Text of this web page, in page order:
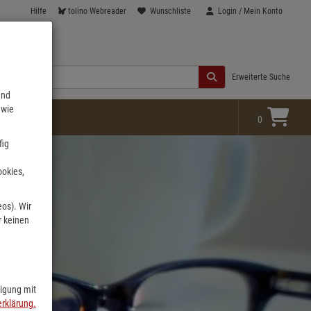
Wir
keinen
mit
Hilfe tolino Webreader Wunschliste Login / Mein Konto
Erweiterte Suche
0